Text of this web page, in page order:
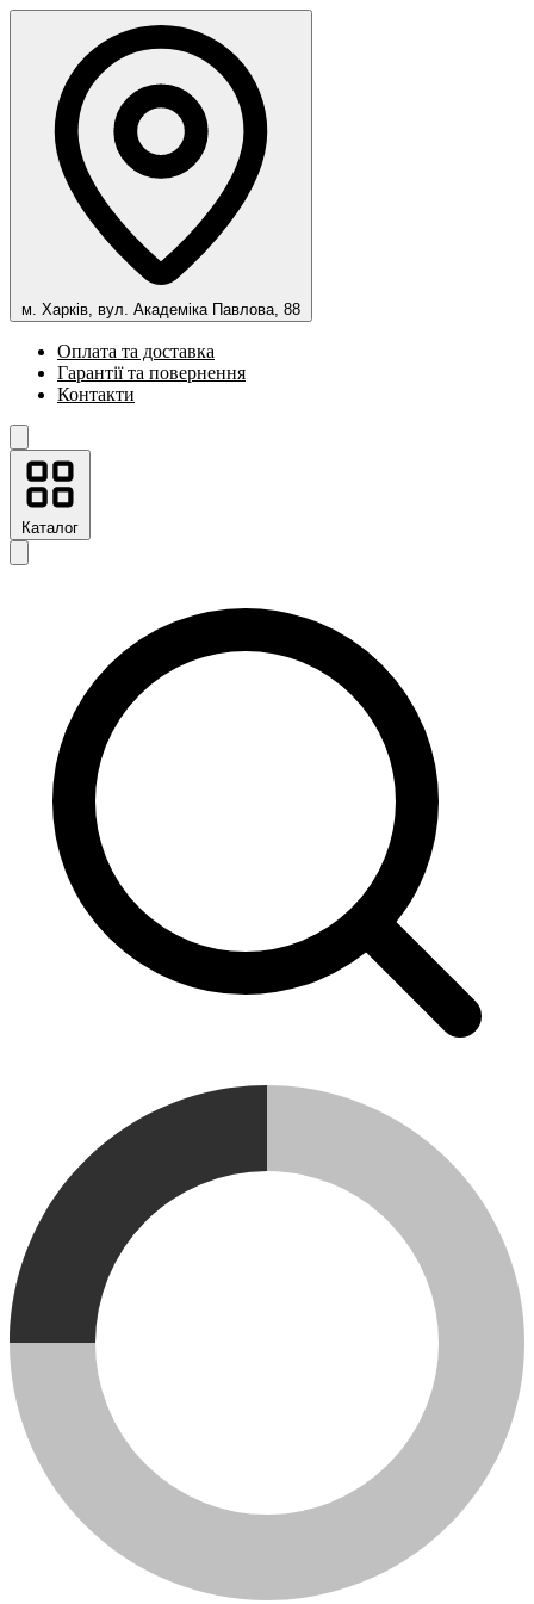
м. Харків, вул. Академіка Павлова, 88
Оплата та доставка
Гарантії та повернення
Контакти
Каталог